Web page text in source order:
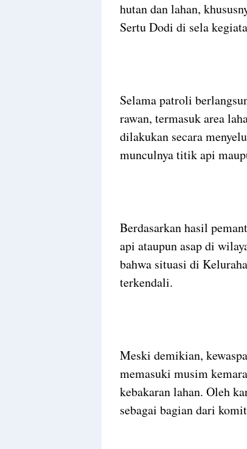
hutan dan lahan,
Sertu Dodi di sela
Selama patroli
rawan, termasuk area
dilakukan secara
munculnya titik api
Berdasarkan hasil
api ataupun asap di
bahwa situasi di
terkendali.
Meski demikian,
memasuki musim
kebakaran lahan. Oleh
sebagai bagian dari